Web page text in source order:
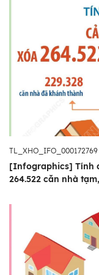
TL_XHO_IFO_000172769
[Infographics] Tính
264.522 căn nhà